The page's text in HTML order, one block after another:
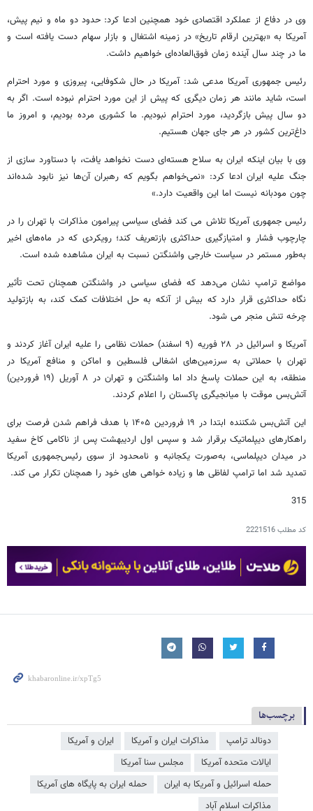
وی در دفاع از عملکرد اقتصادی خود همچنین ادعا کرد: حدود دو ماه و نیم پیش،
آمریکا به «بهترین ارقام تاریخ» در زمینه اشتغال و بازار سهام دست یافته است و
ما در چند سال آینده زمان فوق‌العاده‌ای خواهیم داشت.
رئیس جمهوری آمریکا مدعی شد: آمریکا در حال شکوفایی، پیروزی و مورد احترام
است، شاید مانند هر زمان دیگری که پیش از این مورد احترام نبوده است. اگر به
دو سال پیش بازگردید، مورد احترام نبودیم. ما کشوری مرده بودیم، و امروز ما
داغ‌ترین کشور در هر جای جهان هستیم.
وی با بیان اینکه ایران به سلاح هسته‌ای دست نخواهد یافت، با دستاورد سازی از
جنگ علیه ایران ادعا کرد: «نمی‌خواهم بگویم که رهبران آن‌ها نیز نابود شده‌اند
چون مودبانه نیست اما این واقعیت دارد.»
رئیس جمهوری آمریکا تلاش می کند فضای سیاسی پیرامون مذاکرات با تهران را در
چارچوب فشار و امتیازگیری حداکثری بازتعریف کند؛ رویکردی که در ماه‌های اخیر
به‌طور مستمر در سیاست خارجی واشنگتن نسبت به ایران مشاهده شده است.
مواضع ترامپ نشان می‌دهد که فضای سیاسی در واشنگتن همچنان تحت تأثیر
نگاه حداکثری قرار دارد که بیش از آنکه به حل اختلافات کمک کند، به بازتولید
چرخه تنش منجر می شود.
آمریکا و اسرائیل در ۲۸ فوریه (۹ اسفند) حملات نظامی را علیه ایران آغاز کردند و
تهران با حملاتی به سرزمین‌های اشغالی فلسطین و اماکن و منافع آمریکا در
منطقه، به این حملات پاسخ داد اما واشنگتن و تهران در ۸ آوریل (۱۹ فروردین)
آتش‌بس موقت با میانجیگری پاکستان را اعلام کردند.
این آتش‌بس شکننده ابتدا در ۱۹ فروردین ۱۴۰۵ با هدف فراهم شدن فرصت برای
راهکارهای دیپلماتیک برقرار شد و سپس اول اردیبهشت پس از ناکامی کاخ سفید
در میدان دیپلماسی، به‌صورت یکجانبه و نامحدود از سوی رئیس‌جمهوری آمریکا
تمدید شد اما ترامپ لفاظی ها و زیاده خواهی های خود را همچنان تکرار می کند.
315
کد مطلب2221516
برچسب‌ها
دونالد ترامپ مذاکرات ایران و آمریکا
ایران و آمریکا
ایالات متحده آمریکا
مجلس سنا آمریکا
حمله اسرائیل و آمریکا به ایران
حمله ایران به پایگاه های آمریکا
مذاکرات اسلام آباد